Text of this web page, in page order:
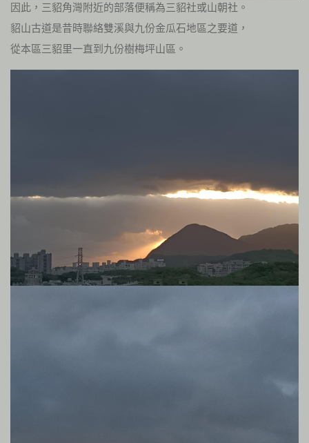
因此，三貂角灣附近的部落便稱為三貂社或山朝社。
貂山古道是昔時聯絡雙溪與九份金瓜石地區之要道，
從本區三貂里一直到九份樹梅坪山區。